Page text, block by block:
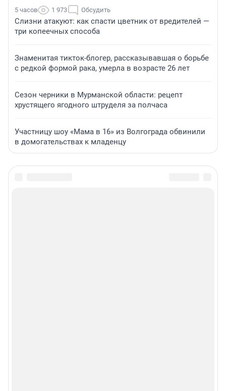
5 часов 1 973 Обсудить
Слизни атакуют: как спасти цветник от вредителей —
три копеечных способа
Знаменитая тикток-блогер, рассказывавшая о борьбе
с редкой формой рака, умерла в возрасте 26 лет
Сезон черники в Мурманской области: рецепт
хрустящего ягодного штруделя за полчаса
Участницу шоу «Мама в 16» из Волгограда обвинили
в домогательствах к младенцу